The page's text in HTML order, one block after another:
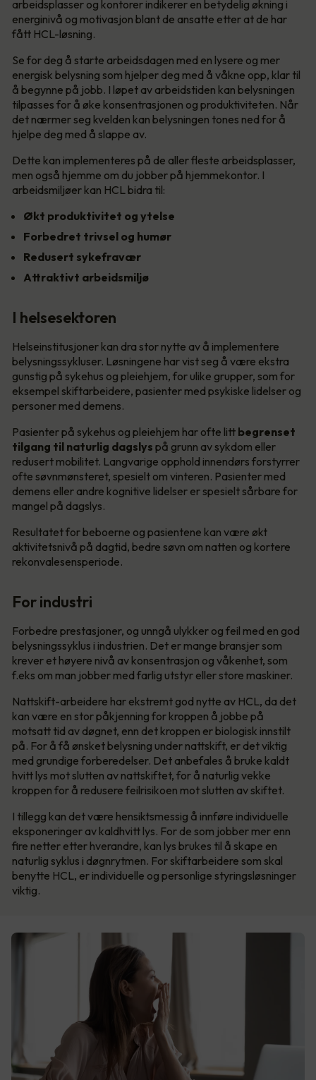
arbeidsplasser og kontorer indikerer en betydelig økning i
energinivå og motivasjon blant de ansatte etter at de har
fått HCL-løsning.
Se for deg å starte arbeidsdagen med en lysere og mer
energisk belysning som hjelper deg med å våkne opp, klar til
å begynne på jobb. I løpet av arbeidstiden kan belysningen
tilpasses for å øke konsentrasjonen og produktiviteten. Når
det nærmer seg kvelden kan belysningen tones ned for å
hjelpe deg med å slappe av.
Dette kan implementeres på de aller fleste arbeidsplasser,
men også hjemme om du jobber på hjemmekontor. I
arbeidsmiljøer kan HCL bidra til:
Økt produktivitet og ytelse
Forbedret trivsel og humør
Redusert sykefravær
Attraktivt arbeidsmiljø
I helsesektoren
Helseinstitusjoner kan dra stor nytte av å implementere
belysningssykluser. Løsningene har vist seg å være ekstra
gunstig på sykehus og pleiehjem, for ulike grupper, som for
eksempel skiftarbeidere, pasienter med psykiske lidelser og
personer med demens.
Pasienter på sykehus og pleiehjem har ofte litt begrenset
tilgang til naturlig dagslys på grunn av sykdom eller
redusert mobilitet. Langvarige opphold innendørs forstyrrer
ofte søvnmønsteret, spesielt om vinteren. Pasienter med
demens eller andre kognitive lidelser er spesielt sårbare for
mangel på dagslys.
Resultatet for beboerne og pasientene kan være økt
aktivitetsnivå på dagtid, bedre søvn om natten og kortere
rekonvalesensperiode.
For industri
Forbedre prestasjoner, og unngå ulykker og feil med en god
belysningssyklus i industrien. Det er mange bransjer som
krever et høyere nivå av konsentrasjon og våkenhet, som
f.eks om man jobber med farlig utstyr eller store maskiner.
Nattskift-arbeidere har ekstremt god nytte av HCL, da det
kan være en stor påkjenning for kroppen å jobbe på
motsatt tid av døgnet, enn det kroppen er biologisk innstilt
på. For å få ønsket belysning under nattskift, er det viktig
med grundige forberedelser. Det anbefales å bruke kaldt
hvitt lys mot slutten av nattskiftet, for å naturlig vekke
kroppen for å redusere feilrisikoen mot slutten av skiftet.
I tillegg kan det være hensiktsmessig å innføre individuelle
eksponeringer av kaldhvitt lys. For de som jobber mer enn
fire netter etter hverandre, kan lys brukes til å skape en
naturlig syklus i døgnrytmen. For skiftarbeidere som skal
benytte HCL, er individuelle og personlige styringsløsninger
viktig.